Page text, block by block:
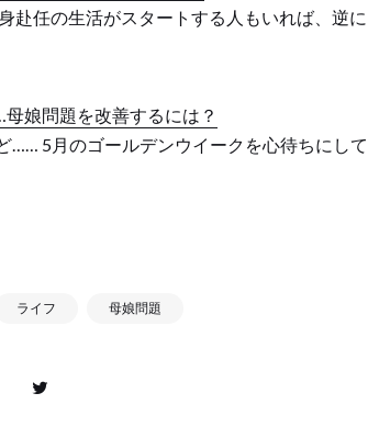
赴任の生活がスタートする人もいれば、逆に
娘問題を改善するには？
…… 5月のゴールデンウイークを心待ちにして
ライフ 母娘問題